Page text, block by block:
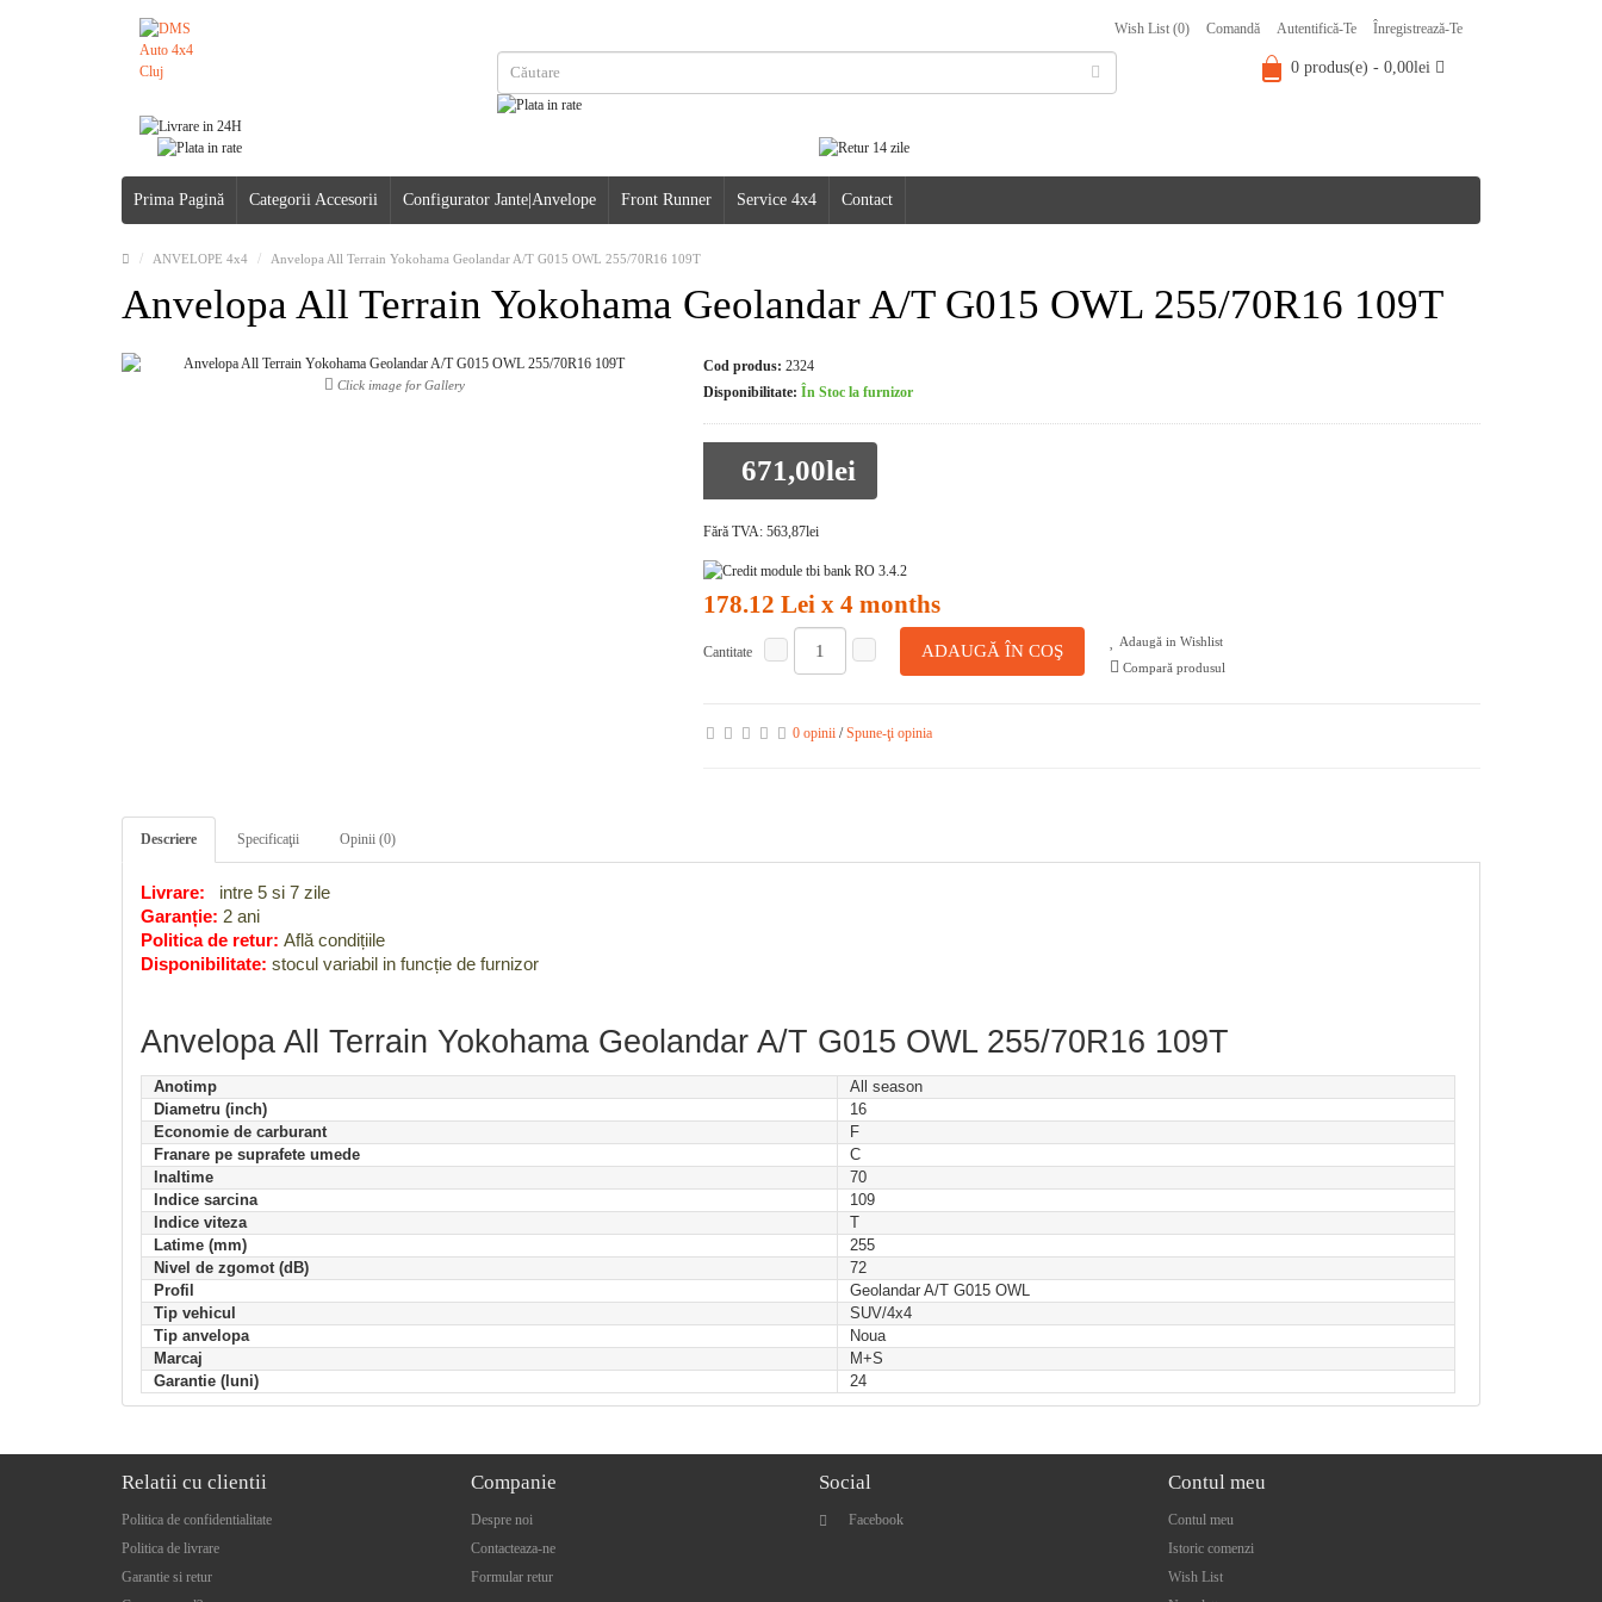
Autentifică-Te Înregistrează-Te
Wish List (0) Comandă
0 produs(e) - 0,00lei
Prima Pagină Categorii Accesorii Configurator Jante|Anvelope Front Runner Service 4x4 Contact
ANVELOPE 4x4 Anvelopa All Terrain Yokohama Geolandar A/T G015 OWL 255/70R16 109T
Anvelopa All Terrain Yokohama Geolandar A/T G015 OWL 255/70R16 109T
Click image for Gallery
Cod produs: 2324
Disponibilitate: În Stoc la furnizor
671,00lei
Fără TVA: 563,87lei
178.12 Lei x 4 months
Cantitate ADAUGĂ ÎN COŞ
Adaugă in Wishlist
Compară produsul
0 opinii/Spune-ţi opinia
Descriere Specificaţii Opinii (0)
Livrare:
intre 5 si 7 zile
Garanție: 2 ani
Politica de retur: Află condițiile
Disponibilitate: stocul variabil in funcție de furnizor
Anvelopa All Terrain Yokohama Geolandar A/T G015 OWL 255/70R16 109T
Anotimp
All season
Diametru (inch)
16
Economie de carburant
F
Franare pe suprafete umede
C
Inaltime
70
Indice sarcina
109
Indice viteza
Latime (mm)
255
Nivel de zgomot (dB)
72
Profil
Geolandar A/T G015 OWL
Tip vehicul
SUV/4x4
Tip anvelopa
Noua
Marcaj
M+S
Garantie (luni)
24
Relatii cu clientii
Politica de confidentialitate
Politica de livrare
Garantie si retur
Companie
Despre noi
Contacteaza-ne
Formular retur
Social
Facebook
Contul meu
Contul meu
Istoric comenzi
Wish List